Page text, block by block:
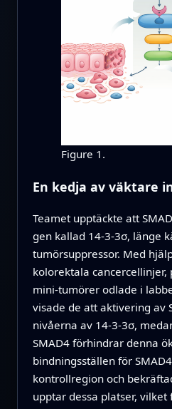
Figure 1.
En kedja av väktare
Teamet upptäckte att
gen kallad 14‑3‑3σ, länge
tumörsuppressor. Med
kolorektala cancercellinjer,
mini‑tumörer odlade i
visade de att aktivering av
nivåerna av 14‑3‑3σ,
SMAD4 förhindrar denna
bindningsställen för SMAD4
kontrollregion och
upptar dessa platser, vilket